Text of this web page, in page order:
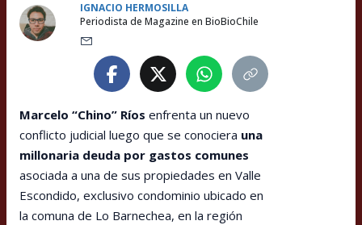
IGNACIO HERMOSILLA
Periodista de Magazine en BioBioChile
Marcelo “Chino” Ríos enfrenta un nuevo
conflicto judicial luego que se conociera una
millonaria deuda por gastos comunes
asociada a una de sus propiedades en Valle
Escondido, exclusivo condominio ubicado en
la comuna de Lo Barnechea, en la región